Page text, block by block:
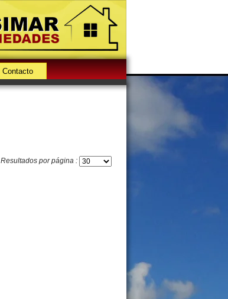
Contacto
Resultados por página :